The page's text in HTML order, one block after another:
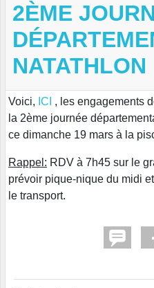
2ÈME
NATATHLON
Voici, ICI , les engagements
la 2ème journée
ce dimanche 19 mars à la
Rappel: RDV à 7h45 sur le
prévoir pique-nique du midi
le transport.